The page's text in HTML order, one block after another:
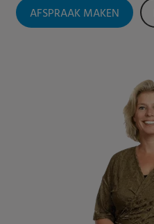
AFSPRAAK MAKEN